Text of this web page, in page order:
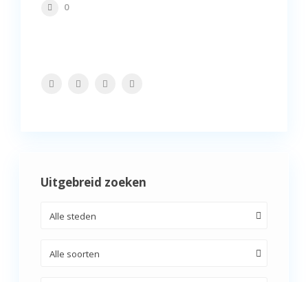
0
Uitgebreid zoeken
Alle steden
Alle soorten